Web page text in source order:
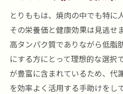
とりももに出会う旅路
焼肉を彩るとりもも
黒川駅周辺の焼肉店でと
新しいとりもも料理
とりももの新たな調
焼肉店の隠れたとりも
とりももは、焼肉の中でも特に
その栄養価と健康効果は見逃せ
高タンパク質でありながら低脂
にする方にとって理想的な選択
が豊富に含まれているため、代
を効率よく活用する手助けをし